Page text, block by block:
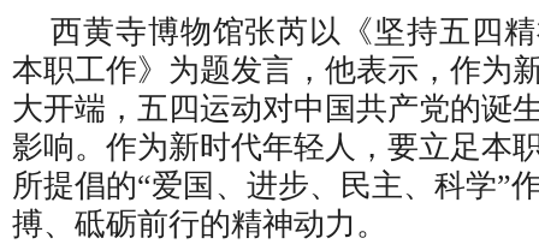
西黄寺博物馆张芮以《坚持五四
本职工作》为题发言，他表示，作为
大开端，五四运动对中国共产党的诞
影响。作为新时代年轻人，要立足本
所提倡的“爱国、进步、民主、科学”
搏、砥砺前行的精神动力。